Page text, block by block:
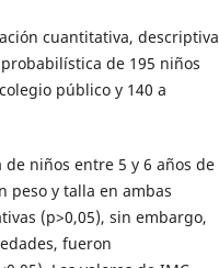
cuantitativa, descriptiva
de 195 niños
público y 140 a
niños entre 5 y 6 años de
peso y talla en ambas
(p>0,05), sin embargo,
fueron